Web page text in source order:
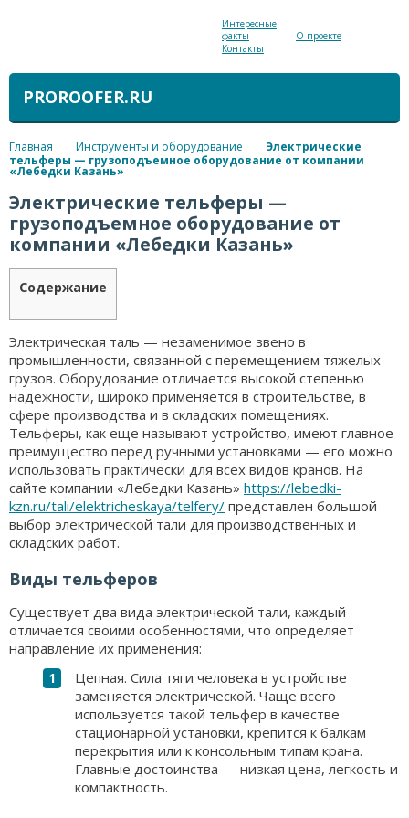
Интересные
факты
О проекте
Контакты
PROROOFER.RU
Главная Инструменты и оборудование
Электрические
тельферы — грузоподъемное оборудование от компании
«Лебедки Казань»
Электрические тельферы —
грузоподъемное оборудование от
компании «Лебедки Казань»
Содержание
Электрическая таль — незаменимое звено в
промышленности, связанной с перемещением тяжелых
грузов. Оборудование отличается высокой степенью
надежности, широко применяется в строительстве, в
сфере производства и в складских помещениях.
Тельферы, как еще называют устройство, имеют главное
преимущество перед ручными установками — его можно
использовать практически для всех видов кранов. На
сайте компании «Лебедки Казань» https://lebedki-
kzn.ru/tali/elektricheskaya/telfery/ представлен большой
выбор электрической тали для производственных и
складских работ.
Виды тельферов
Существует два вида электрической тали, каждый
отличается своими особенностями, что определяет
направление их применения:
Цепная. Сила тяги человека в устройстве
заменяется электрической. Чаще всего
используется такой тельфер в качестве
стационарной установки, крепится к балкам
перекрытия или к консольным типам крана.
Главные достоинства — низкая цена, легкость и
компактность.